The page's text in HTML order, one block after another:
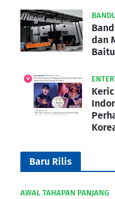
dan
Baru Rilis
AWAL TAHAPAN PANJANG